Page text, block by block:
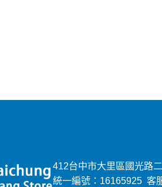
412台中市大里區國光路
統一編號：16165925 客